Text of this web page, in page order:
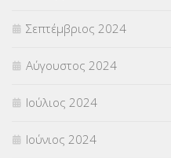
Σεπτέμβριος 2024
Αύγουστος 2024
Ιούλιος 2024
Ιούνιος 2024